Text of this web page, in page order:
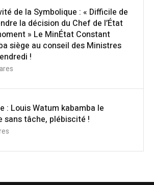
de la Symbolique : « Difficile de
la décision du Chef de l’État
» Le MinÉtat Constant
siège au conseil des Ministres
!
: Louis Watum kabamba le
sans tâche, plébiscité !